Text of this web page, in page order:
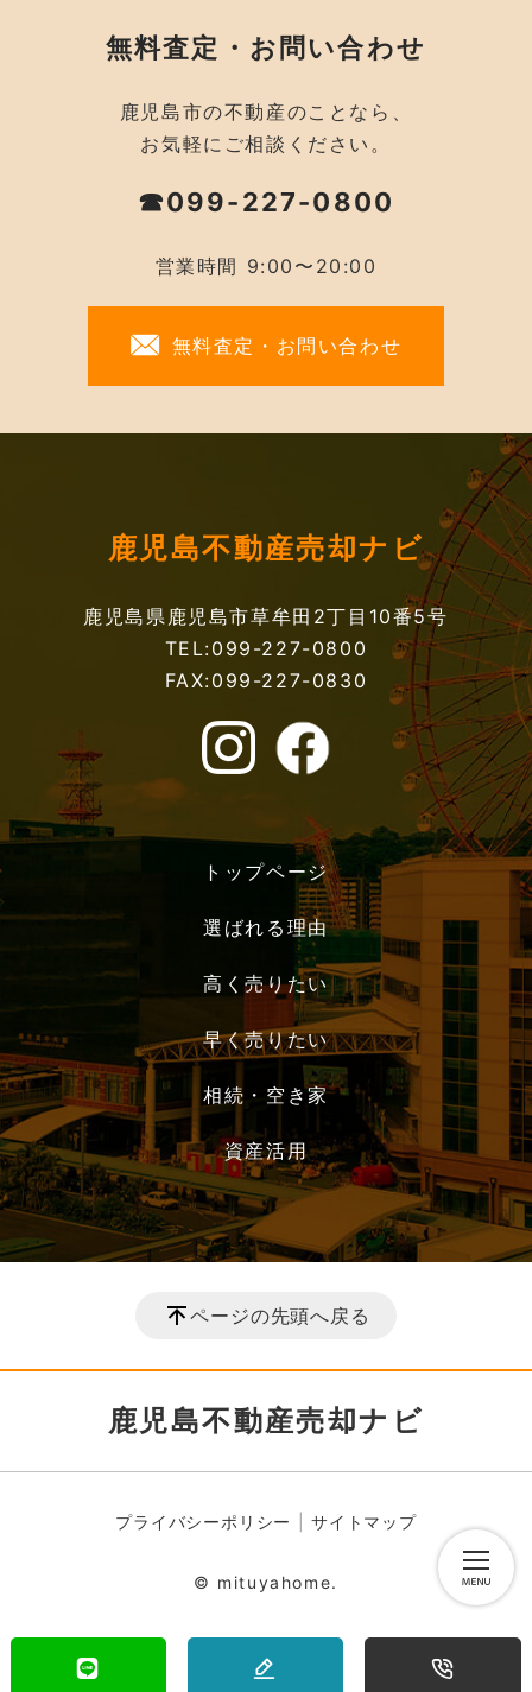
無料査定・お問い合わせ
鹿児島市の不動産のことなら、
お気軽にご相談ください。
☎099-227-0800
営業時間 9:00〜20:00
無料査定・お問い合わせ
鹿児島不動産売却ナビ
鹿児島県鹿児島市草牟田2丁目10番5号
TEL:099-227-0800
FAX:099-227-0830
トップページ
選ばれる理由
高く売りたい
早く売りたい
相続・空き家
資産活用
ページの先頭へ戻る
鹿児島不動産売却ナビ
プライバシーポリシー サイトマップ
© mituyahome.